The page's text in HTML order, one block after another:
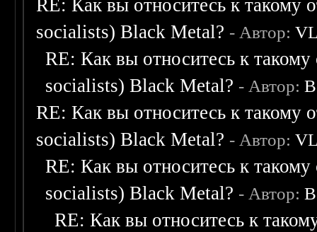
RE: Как вы относитесь к такому
socialists) Black Metal? - Автор:
RE: Как вы относитесь к
socialists) Black Metal? - Автор:
RE: Как вы относитесь к такому
socialists) Black Metal? - Автор:
RE: Как вы относитесь к
socialists) Black Metal? - Автор:
RE: Как вы относитесь к